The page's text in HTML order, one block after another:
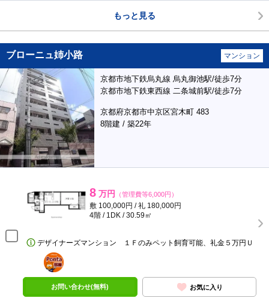
もっと見る
ブローニュ姉小路 マンション
京都市地下鉄烏丸線 烏丸御池駅/徒歩7分
京都市地下鉄東西線 二条城前駅/徒歩7分
京都府京都市中京区宮木町 483
8階建 / 築22年
8 万円 （管理費等6,000円）
敷 100,000円 / 礼 180,000円
4階 / 1DK / 30.59㎡
デザイナーズマンション １Ｆのみペット飼育可能、礼金５万円Ｕ
ポンタ
部屋
お問い合わせ(無料) お気に入り